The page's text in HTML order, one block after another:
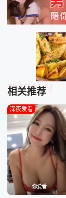
相关推荐
TUIJIAN
你爱看
深夜爱看